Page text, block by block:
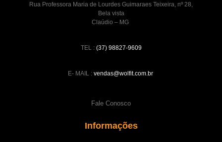
Rua Professora Maria de Lourdes Guimaraes Teixeira, nº 28,
Bela vista
Claúdio – MG
TEL : (37) 98827-9609
E- MAIL : vendas@wolfit.com.br
Fale Conosco
Informações